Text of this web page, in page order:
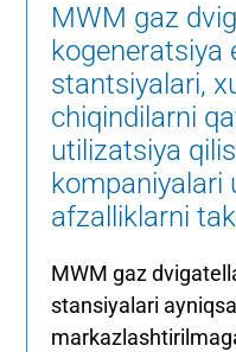
MWM gaz
kogeneratsiya
stantsiyalari,
chiqindilarni
utilizatsiya
kompaniyalari
afzalliklarni
MWM gaz
stansiyalari